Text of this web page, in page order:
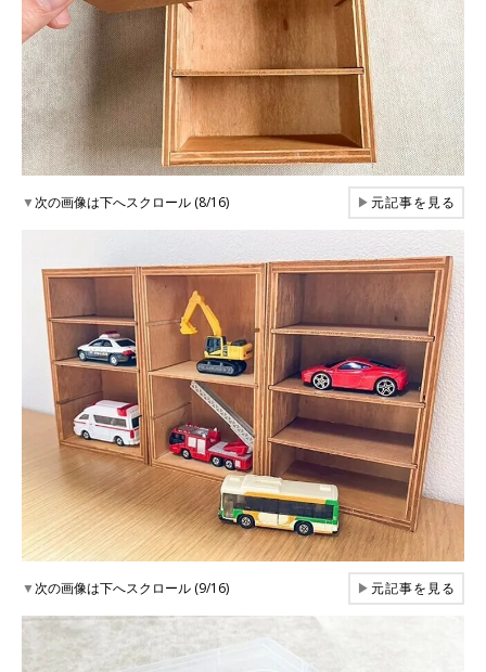
▼次の画像は下へスクロール (8/16) ▶元記事を見る
▼次の画像は下へスクロール (9/16) ▶元記事を見る